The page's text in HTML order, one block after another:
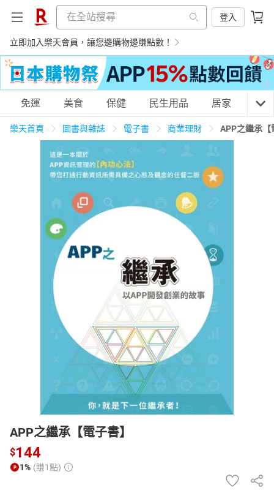
登入
立即加入樂天會員，讓您邊購物邊賺點數！
購物網分類
天天免運 美食蛋糕
居家生活 3C家電 運動休閒
化妝保養 情趣用品
電子/紙本書
HOT
免運 美食 保健 民生用品 居家 3C
樂天首頁 圖書與雜誌 電子書 商業理財 APP之繼承【
APP之繼承【電子書】
$144
1% (賺1點)